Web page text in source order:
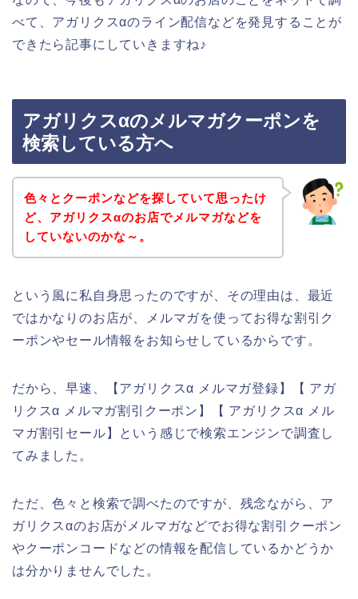
べて、アガリクスαのライン配信などを発見することが
できたら記事にしていきますね♪
アガリクスαのメルマガクーポンを
検索している方へ
色々とクーポンなどを探していて思ったけ
ど、アガリクスαのお店でメルマガなどを
していないのかな～。
という風に私自身思ったのですが、その理由は、最近
ではかなりのお店が、メルマガを使ってお得な割引ク
ーポンやセール情報をお知らせしているからです。
だから、早速、【アガリクスα メルマガ登録】【 アガ
リクスα メルマガ割引クーポン】【 アガリクスα メル
マガ割引セール】という感じで検索エンジンで調査し
てみました。
ただ、色々と検索で調べたのですが、残念ながら、ア
ガリクスαのお店がメルマガなどでお得な割引クーポン
やクーポンコードなどの情報を配信しているかどうか
は分かりませんでした。